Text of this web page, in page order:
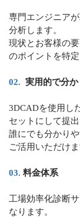
専門エンジニア
分析します。
現状とお客様の
のポイントを特定
実用的で分
3DCADを使用し
セットにして提出
誰にでも分かり
ご活用いただけま
料金体系
工場効率化診断
なります。